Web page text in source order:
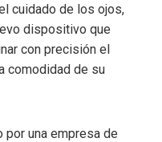
cuidado de los ojos,
dispositivo que
con precisión el
comodidad de su
una empresa de